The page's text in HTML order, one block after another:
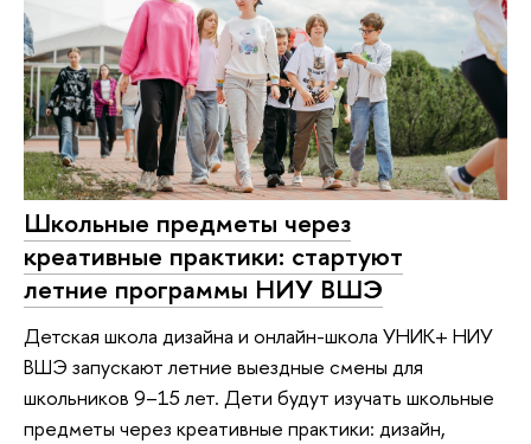
Школьные предметы через
креативные практики: стартуют
летние программы НИУ ВШЭ
Детская школа дизайна и онлайн-школа УНИК+ НИУ
ВШЭ запускают летние выездные смены для
школьников 9–15 лет. Дети будут изучать школьные
предметы через креативные практики: дизайн,